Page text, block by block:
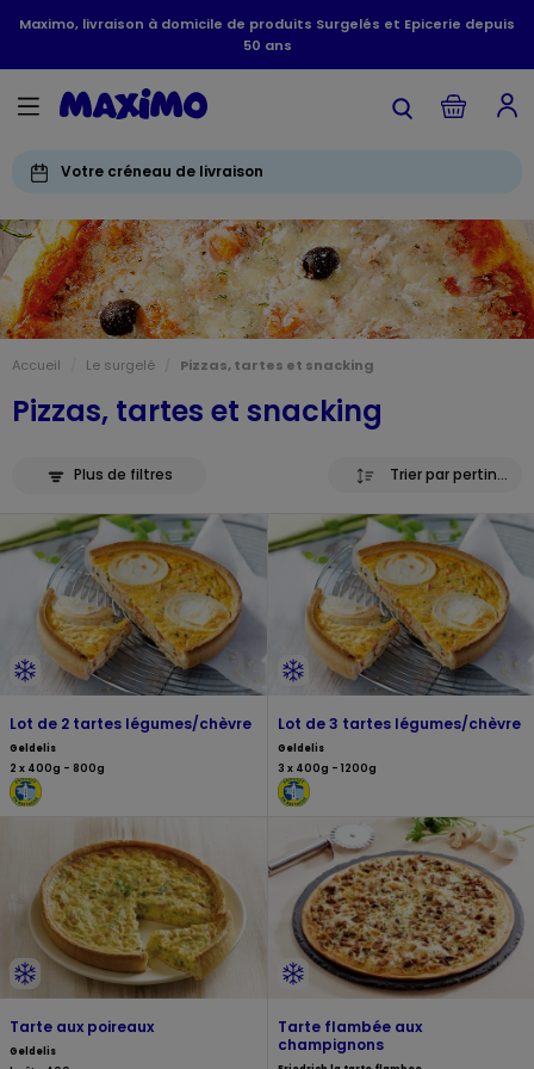
Maximo, livraison à domicile de produits Surgelés et Epicerie depuis
50 ans
Votre créneau de livraison
Accueil Le surgelé Pizzas, tartes et snacking
Pizzas, tartes et snacking
Plus de filtres Trier par pertinence
Lot de 2 tartes légumes/chèvre
Geldelis
2 x 400g - 800g
Lot de 3 tartes légumes/chèvre
Geldelis
3 x 400g - 1200g
Tarte aux poireaux
Geldelis
Tarte flambée aux
champignons